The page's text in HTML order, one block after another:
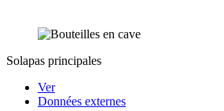
Solapas principales
Ver
Données externes